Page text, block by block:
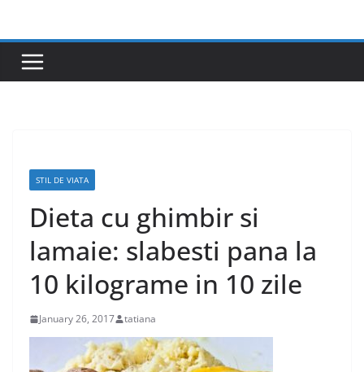
content
STIL DE VIATA
Dieta cu ghimbir si
lamaie: slabesti pana la
10 kilograme in 10 zile
January 26, 2017 tatiana